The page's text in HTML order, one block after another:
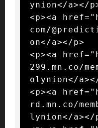
ynion</a></
<p><a
com/
on</a></p>
<p><a
299.mn.co/
olynion</
<p><a
rd.mn.co/
lynion</a></